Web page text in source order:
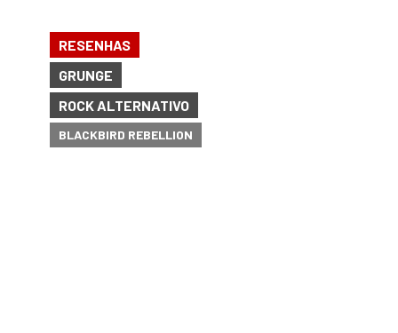
RESENHAS
GRUNGE
ROCK ALTERNATIVO
BLACKBIRD REBELLION